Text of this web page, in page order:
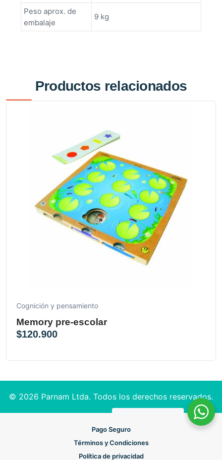
Peso aprox. de
embalaje
9 kg
Productos relacionados
Cognición y pensamiento
Memory pre-escolar
$120.900
© 2026 Parnam Ltda. Todos los derechos reservados.
Pago Seguro
Términos y Condiciones
Política de privacidad